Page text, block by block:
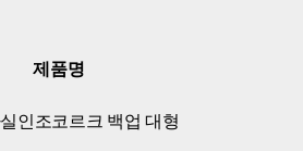
제품명
인조코르크 백업 대형